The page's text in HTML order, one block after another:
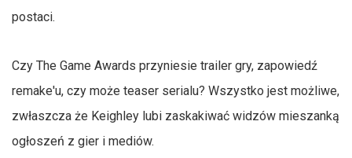
postaci.
Czy The Game Awards przyniesie trailer gry, zapowiedź
remake'u, czy może teaser serialu? Wszystko jest możliwe,
zwłaszcza że Keighley lubi zaskakiwać widzów mieszanką
ogłoszeń z gier i mediów.